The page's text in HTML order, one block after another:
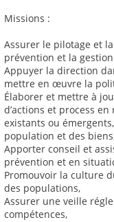
Missions :
Assurer le pilotage et
prévention et la
Appuyer la direction
mettre en œuvre la
Élaborer et mettre à
d’actions et process
existants ou
population et des
Apporter conseil et
prévention et en
Promouvoir la culture
des populations,
Assurer une veille
compétences,